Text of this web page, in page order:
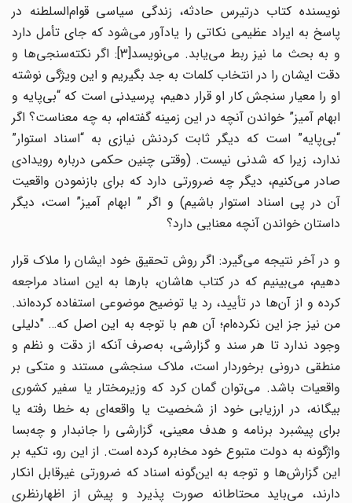
نویسنده کتاب درتیرس حادثه، زندگی سیاسی قوام‌السلطنه در
پاسخ به ایراد عظیمی نکاتی را یادآور می‌شود که جای تأمل دارد
و به بحث ما نیز ربط می‌یابد. می‌نویسد[3]: اگر نکته‌سنجی‌ها و
دقت ایشان را در انتخاب کلمات به جد بگیریم و این ویژگی نوشته
او را معیار سنجش کار او قرار دهیم، پرسیدنی است که “بی‌پایه و
ابهام آمیز” خواندن آنچه در این زمینه گفته‌ام، به چه معناست؟ اگر
“بی‌پایه” است که دیگر ثابت کردنش نیازی به “اسناد استوار”
ندارد، زیرا که شدنی نیست. (وقتی چنین حکمی درباره رویدادی
صادر می‌کنیم، دیگر چه ضرورتی دارد که برای بازنمودن واقعیت
آن در پی اسناد استوار باشیم) و اگر ” ابهام آمیز” است، دیگر
داستان خواندن آنچه معنایی دارد؟
و در آخر نتیجه می‌گیرد: اگر روش تحقیق خود ایشان را ملاک قرار
دهیم، می‌بینیم که در کتاب هاشان، بارها به این اسناد مراجعه
کرده و از آن‌ها در تأیید، رد یا توضیح موضوعی استفاده کرده‌اند.
من نیز جز این نکرده‌ام؛ آن هم با توجه به این اصل که… "دلیلی
وجود ندارد تا هر سند و گزارشی، به‌صرف آنکه از دقت و نظم و
منطقی درونی برخوردار است، ملاک سنجشی مستند و متکی بر
واقعیات باشد. می‌توان گمان کرد که وزیرمختار یا سفیر کشوری
بیگانه، در ارزیابی خود از شخصیت یا واقعه‌ای به خطا رفته یا
برای پیشبرد برنامه و هدف معینی، گزارشی را جانبدار و چه‌بسا
واژگونه به دولت متبوع خود مخابره کرده است. از این رو، تکیه بر
این گزارش‌ها و توجه به این‌گونه اسناد که ضرورتی غیرقابل انکار
دارند، می‌باید محتاطانه صورت پذیرد و پیش از اظهارنظری